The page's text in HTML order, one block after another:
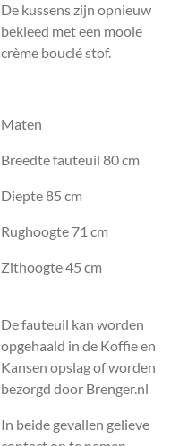
De kussens zijn opnieuw
bekleed met een mooie
crème bouclé stof.
Maten
Breedte fauteuil 80 cm
Diepte 85 cm
Rughoogte 71 cm
Zithoogte 45 cm
De fauteuil kan worden
opgehaald in de Koffie en
Kansen opslag of worden
bezorgd door Brenger.nl
In beide gevallen gelieve